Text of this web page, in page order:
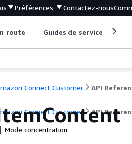
Préférences Contactez-nous
route Guides de service
Connect Customer API
Connect Customer API
Mode concentration